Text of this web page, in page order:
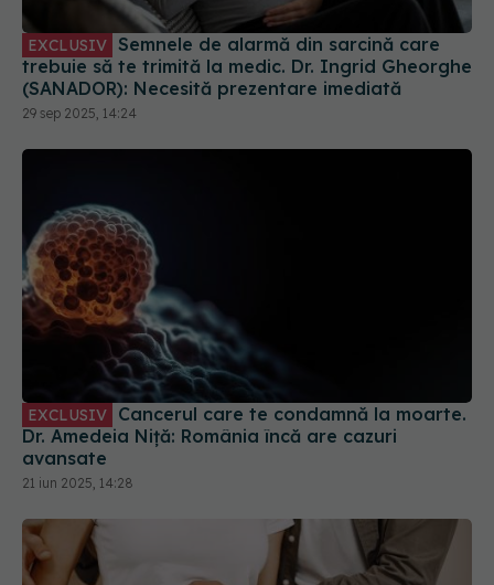
29 sep 2025, 14:24
EXCLUSIV Cancerul care te condamnă la moarte.
Dr. Amedeia Niță: România încă are cazuri
avansate
21 iun 2025, 14:28